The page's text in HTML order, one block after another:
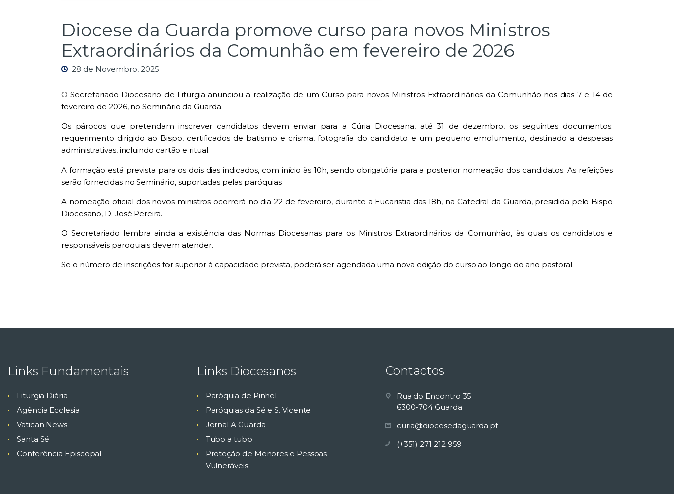
Diocese da Guarda promove curso para novos Ministros
Extraordinários da Comunhão em fevereiro de 2026
28 de Novembro, 2025
O Secretariado Diocesano de Liturgia anunciou a realização de umCurso para novos Ministros Extraordinários da Comunhão nos dias 7 e 14 de
fevereiro de 2026, noSeminário da Guarda.
Os párocos que pretendam inscrever candidatos devem enviar para a Cúria Diocesana, até31 de dezembro, os seguintes documentos:
requerimento dirigido ao Bispo, certificados de batismo e crisma, fotografia do candidato e um pequeno emolumento, destinado a despesas
administrativas, incluindo cartão e ritual.
A formação está prevista para os dois dias indicados, com início às 10h, sendo obrigatória para a posterior nomeação dos candidatos. As refeições
serão fornecidas no Seminário, suportadas pelas paróquias.
A nomeação oficial dos novos ministros ocorrerá no dia22 de fevereiro, durante a Eucaristia das 18h, na Catedral da Guarda, presidida pelo Bispo
Diocesano, D. José Pereira.
O Secretariado lembra ainda a existência das Normas Diocesanas para os Ministros Extraordinários da Comunhão, às quais os candidatos e
responsáveis paroquiais devem atender.
Se o número de inscrições for superior à capacidade prevista, poderá ser agendada uma nova edição do curso ao longo do ano pastoral.
Links Fundamentais
Liturgia Diária
Agência Ecclesia
Vatican News
Santa Sé
Conferência Episcopal
Links Diocesanos
Paróquia de Pinhel
Paróquias da Sé e S. Vicente
Jornal A Guarda
Tubo a tubo
Proteção de Menores e Pessoas
Vulneráveis
Contactos
Rua do Encontro 35
6300-704 Guarda
curia@diocesedaguarda.pt
(+351) 271 212 959